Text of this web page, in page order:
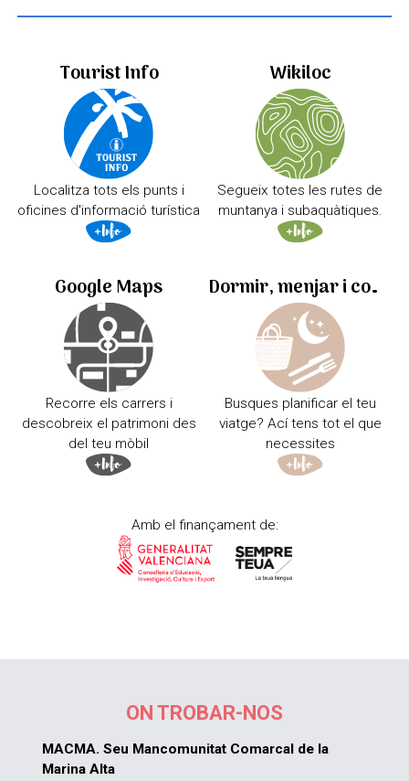
Tourist Info
Localitza tots els punts i
oficines d'informació turística
Wikiloc
Segueix totes les rutes de
muntanya i subaquàtiques.
Google Maps
Recorre els carrers i
descobreix el patrimoni des
del teu mòbil
Dormir, menjar i comprar
Busques planificar el teu
viatge? Ací tens tot el que
necessites
Amb el finançament de:
ON TROBAR-NOS
MACMA. Seu Mancomunitat Comarcal de la
Marina Alta